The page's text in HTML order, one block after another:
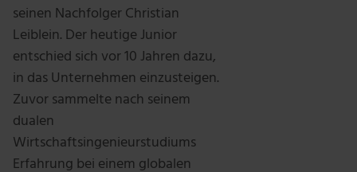
seinen Nachfolger Christian
Leiblein. Der heutige Junior
entschied sich vor 10 Jahren dazu,
in das Unternehmen einzusteigen.
Zuvor sammelte nach seinem
dualen
Wirtschaftsingenieurstudiums
Erfahrung bei einem globalen